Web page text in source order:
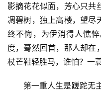
影摘花花似面，芳心只共
凋碧树，独上高楼，望尽
终不悔，为伊消得人憔
度，蓦然回首，那人却在
杖芒鞋轻胜马，谁怕？一
第一重人生是蹉跎无